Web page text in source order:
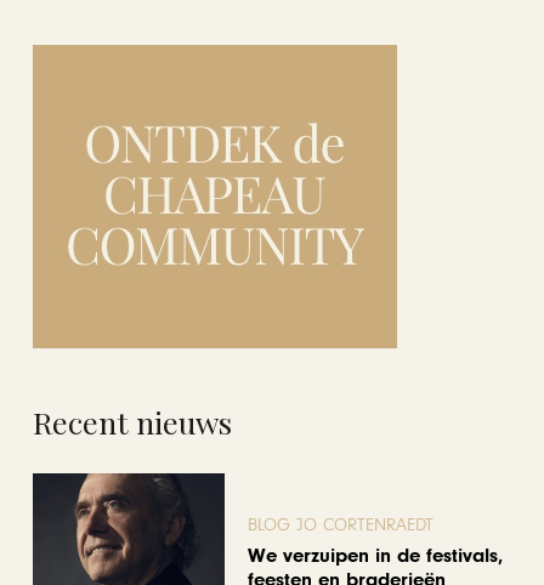
Recent nieuws
BLOG JO CORTENRAEDT
We verzuipen in de festivals,
feesten en braderieën